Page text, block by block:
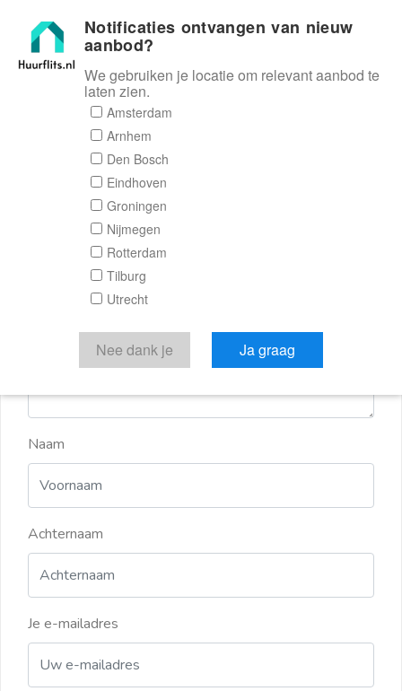
Huurflits
Reactieformulier
Huurflits
Verstuur je bericht
Door een bericht te sturen kom je in contact met de
aanbieder of makelaar van de woning.
Naam
Achternaam
Je e-mailadres
Notificaties ontvangen van nieuw
aanbod?
We gebruiken je locatie om relevant aanbod te
laten zien.
Amsterdam
Arnhem
Den Bosch
Eindhoven
Groningen
Nijmegen
Rotterdam
Tilburg
Utrecht
Nee dank je Ja graag